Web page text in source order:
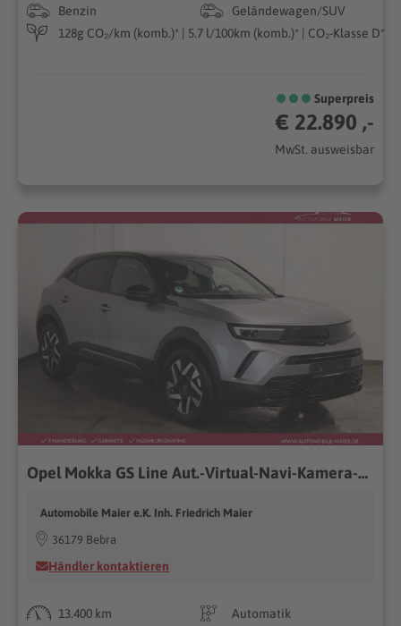
Benzin
Geländewagen/SUV
128g CO₂/km (komb.)* | 5.7 l/100km (komb.)* | CO₂-Klasse D*
Superpreis
€ 22.890 ,-
MwSt. ausweisbar
Opel Mokka GS Line Aut.-Virtual-Navi-Kamera-LED-LKHZ-
Automobile Maier e.K. Inh. Friedrich Maier
36179 Bebra
Händler kontaktieren
13.400 km
Automatik